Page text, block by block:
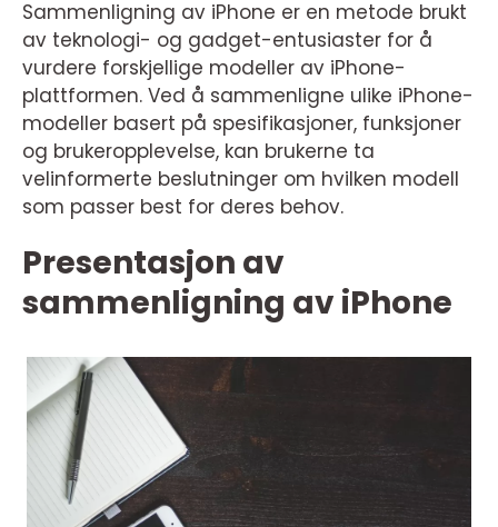
Sammenligning av iPhone er en metode brukt
av teknologi- og gadget-entusiaster for å
vurdere forskjellige modeller av iPhone-
plattformen. Ved å sammenligne ulike iPhone-
modeller basert på spesifikasjoner, funksjoner
og brukeropplevelse, kan brukerne ta
velinformerte beslutninger om hvilken modell
som passer best for deres behov.
Presentasjon av
sammenligning av iPhone